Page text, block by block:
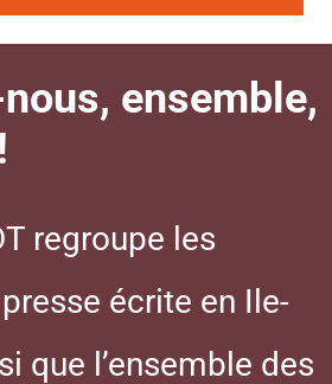
ensemble,
regroupe les
écrite en Ile-
que l’ensemble des